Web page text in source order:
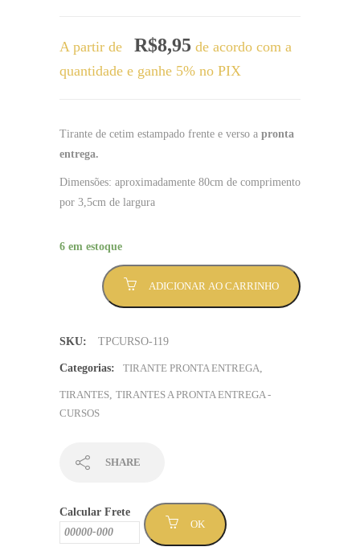
A partir de R$8,95 de acordo com a
quantidade e ganhe 5% no PIX
Tirante de cetim estampado frente e verso a pronta
entrega.
Dimensões: aproximadamente 80cm de comprimento
por 3,5cm de largura
6 em estoque
internacionais
e
dedragê
-
Sem
(TPCURSO-
quantidade
ADICIONAR AO CARRINHO
SKU: TPCURSO-119
Categorias: TIRANTE PRONTA ENTREGA
TIRANTES TIRANTES A PRONTA ENTREGA -
CURSOS
SHARE
Calcular Frete
OK